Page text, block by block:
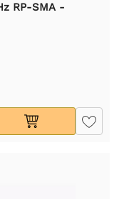
RP-SMA -